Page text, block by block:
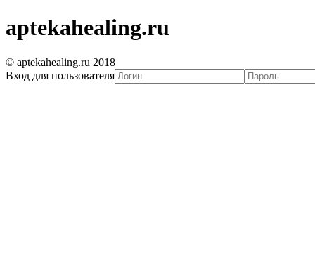
aptekahealing.ru
© aptekahealing.ru 2018
Вход для пользователя